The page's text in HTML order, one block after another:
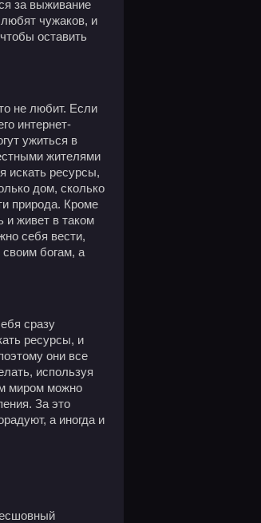
за выживание
чужаков, и
оставить
не любит. Если
интернет-
ужиться в
жителями
искать ресурсы,
дом, сколько
природа. Кроме
и живет в таком
себя вести,
своим богам, а
сразу
ресурсы, и
они все
используя
миром можно
За это
а иногда и